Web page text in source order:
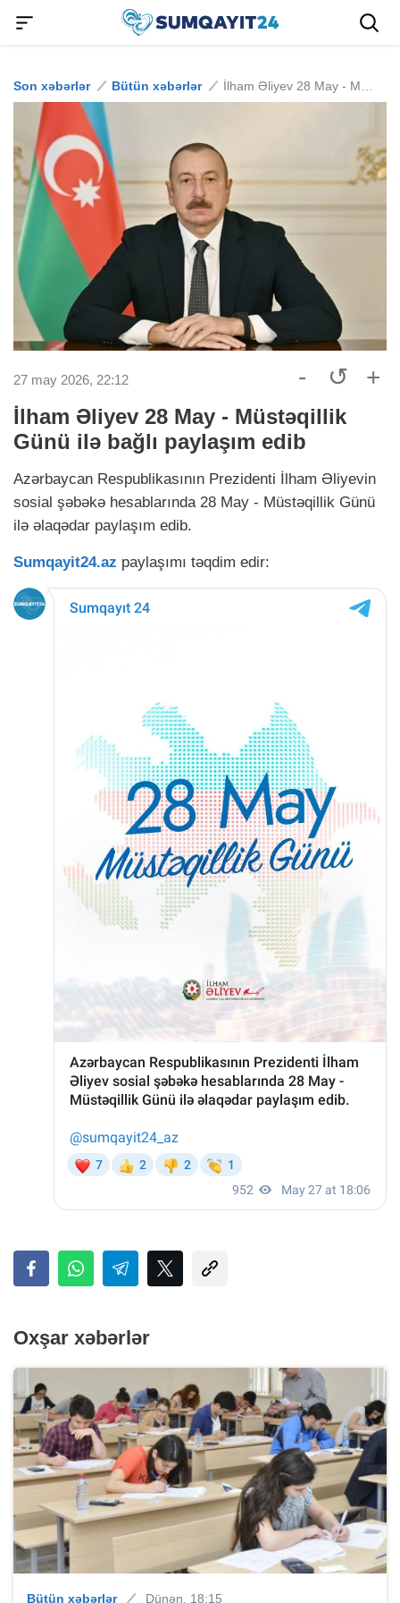
Son xəbərlər Bütün xəbərlər
27 may 2026, 22:12 - ↺ +
İlham Əliyev 28 May - Müstəqillik
Günü ilə bağlı paylaşım edib
Azərbaycan Respublikasının Prezidenti
İlham Əliyevin
sosial şəbəkə hesablarında 28 May - Müstəqillik Günü
ilə əlaqədar paylaşım edib.
Sumqayit24.az paylaşımı təqdim edir:
Oxşar xəbərlər
Bütün xəbərlər Dünən, 18:15